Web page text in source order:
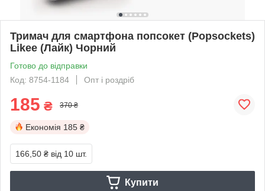
Тримач для смартфона попсокет (Popsockets)
Likee (Лайк) Чорний
Готово до відправки
Код: 8754-1184
Опт і роздріб
185 ₴ 370 ₴
Економія 185 ₴
166,50 ₴ від 10 шт.
Купити